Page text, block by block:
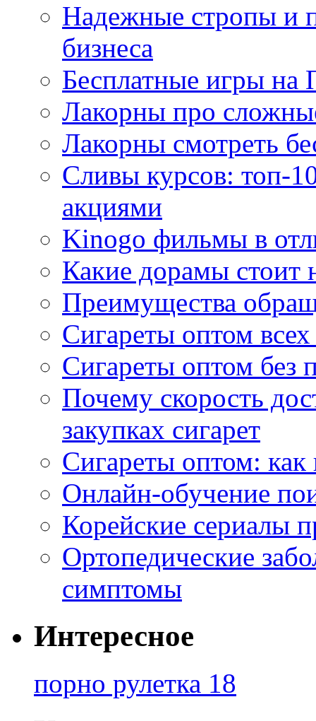
Надежные стропы и
бизнеса
Бесплатные игры на
Лакорны про
Лакорны смотреть
Сливы курсов: топ-
акциями
Kinogo фильмы в
Какие дорамы стоит
Преимущества
Сигареты оптом
Сигареты оптом без
Почему скорость
закупках сигарет
Сигареты оптом:
Онлайн-обучение
Корейские сериалы
Ортопедические
симптомы
Интересное
порно рулетка 18